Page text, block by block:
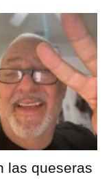
las queseras